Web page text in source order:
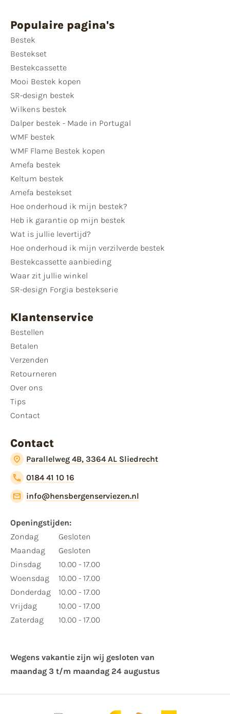
Populaire pagina's
Bestek
Bestekset
Bestekcassette
Mooi Bestek kopen
SR-design bestek
Wilkens bestek
Dalper bestek - Made in Portugal
WMF bestek
WMF Flame Bestek kopen
Amefa bestek
Keltum bestek
Amefa bestekset
Hoe onderhoud ik mijn bestek?
Heb ik garantie op mijn bestek
Wat is jullie levertijd?
Hoe onderhoud ik mijn verzilverde bestek
Bestekcassette aanbieding
Waar zit jullie winkel
SR-design Forgia bestekserie
Klantenservice
Bestellen
Betalen
Verzenden
Retourneren
Over ons
Tips
Contact
Contact
Parallelweg 4B, 3364 AL Sliedrecht
0184 41 10 16
info@hensbergenserviezen.nl
Openingstijden:
Zondag
Maandag
Dinsdag
Woensdag
Donderdag
Vrijdag
Zaterdag
Gesloten
Gesloten
10.00 - 17.00
10.00 - 17.00
10.00 - 17.00
10.00 - 17.00
10.00 - 17.00
Wegens vakantie zijn wij gesloten van ​
maandag 3 t/m maandag 24 augustus